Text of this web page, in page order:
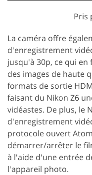
Pris
La caméra offre
d'enregistrement
jusqu'à 30p, ce qui
des images de haute
formats de sortie
faisant du Nikon Z6
vidéastes. De plus, le
d'enregistrement
protocole ouvert
démarrer/arrêter le
à l'aide d'une entrée
l'appareil photo.